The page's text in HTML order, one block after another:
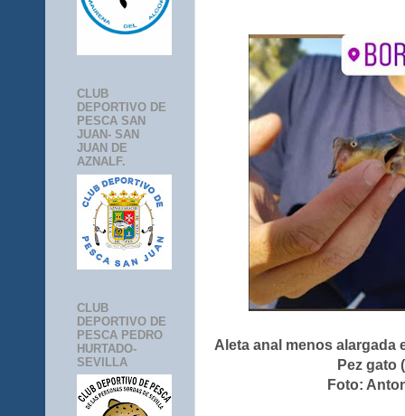
Aleta anal menos alargada
Pez gato (
Foto:
CLUB
DEPORTIVO DE
PESCA SAN
JUAN- SAN
JUAN DE
AZNALF.
CLUB
DEPORTIVO DE
PESCA PEDRO
HURTADO-
SEVILLA